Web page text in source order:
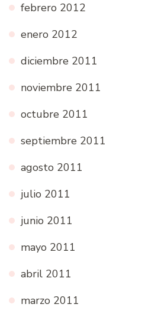
febrero 2012
enero 2012
diciembre 2011
noviembre 2011
octubre 2011
septiembre 2011
agosto 2011
julio 2011
junio 2011
mayo 2011
abril 2011
marzo 2011